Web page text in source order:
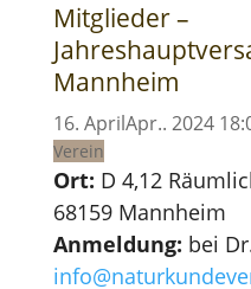
Mitglieder –
Mannheim
16. AprilApr.. 2024
Verein
Ort: D 4,12
68159 Mannheim
Anmeldung: bei